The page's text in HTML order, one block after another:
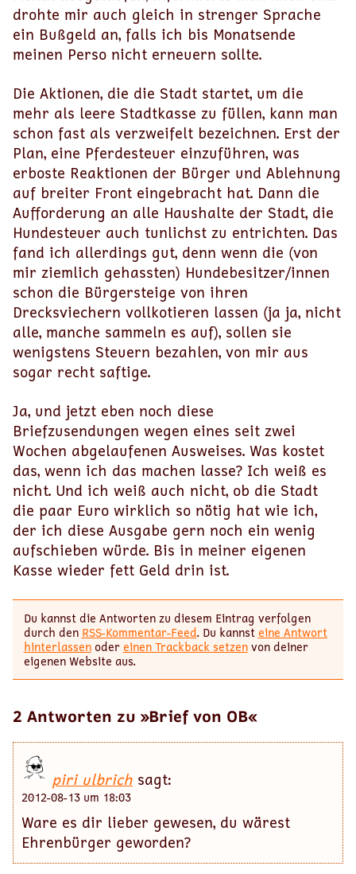
drohte mir auch gleich in strenger Sprache
ein Bußgeld an, falls ich bis Monatsende
meinen Perso nicht erneuern sollte.
Die Aktionen, die die Stadt startet, um die
mehr als leere Stadtkasse zu füllen, kann man
schon fast als verzweifelt bezeichnen. Erst der
Plan, eine Pferdesteuer einzuführen, was
erboste Reaktionen der Bürger und Ablehnung
auf breiter Front eingebracht hat. Dann die
Aufforderung an alle Haushalte der Stadt, die
Hundesteuer auch tunlichst zu entrichten. Das
fand ich allerdings gut, denn wenn die (von
mir ziemlich gehassten) Hundebesitzer/innen
schon die Bürgersteige von ihren
Drecksviechern vollkotieren lassen (ja ja, nicht
alle, manche sammeln es auf), sollen sie
wenigstens Steuern bezahlen, von mir aus
sogar recht saftige.
Ja, und jetzt eben noch diese
Briefzusendungen wegen eines seit zwei
Wochen abgelaufenen Ausweises. Was kostet
das, wenn ich das machen lasse? Ich weiß es
nicht. Und ich weiß auch nicht, ob die Stadt
die paar Euro wirklich so nötig hat wie ich,
der ich diese Ausgabe gern noch ein wenig
aufschieben würde. Bis in meiner eigenen
Kasse wieder fett Geld drin ist.
Du kannst die Antworten zu diesem Eintrag verfolgen
durch den RSS-Kommentar-Feed. Du kannsteine Antwort
hinterlassenodereinen Trackback setzenvon deiner
eigenen Website aus.
2 Antworten zu »Brief von OB«
piri ulbrich sagt:
2012-08-13 um 18:03
Ware es dir lieber gewesen, du wärest
Ehrenbürger geworden?